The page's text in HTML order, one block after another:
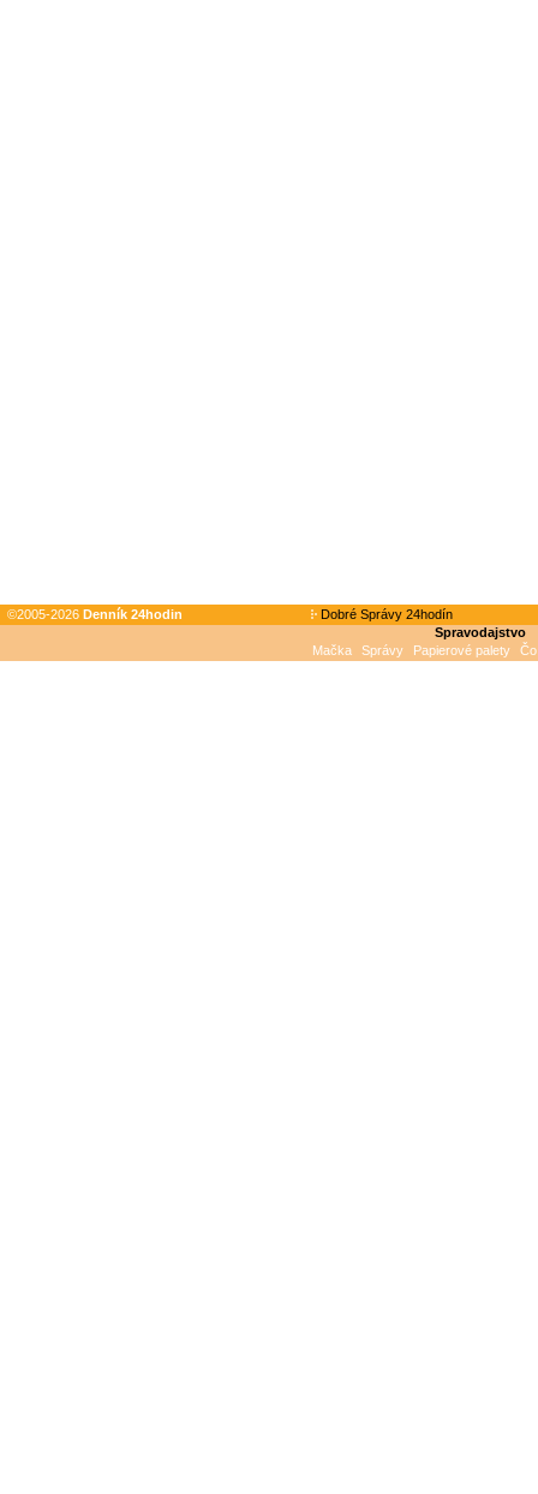
©2005-2026 Denník 24hodin
Dobré Správy 24hodín
Spravodajstvo
Mačka
Správy Papierové palety